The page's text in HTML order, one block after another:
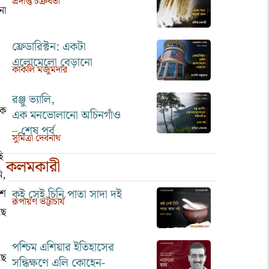
ফ্রেডারিক্টন: একটা
এলোমেলো বেড়ানো
কাকলি মজুমদার
রঞ্জু ভ্যালি,
এক মনভোলানো অচিনগাঁও
– শেষ পর্ব
সুমিত্রা দেবনাথ
কলমকারী
কই সেই চিনি পাতা সাদা দই
রূপায়ণ ভট্টাচার্য
পশ্চিম এশিয়ার ইতিহাসের
সন্ধিক্ষণে এলি কোহেন-